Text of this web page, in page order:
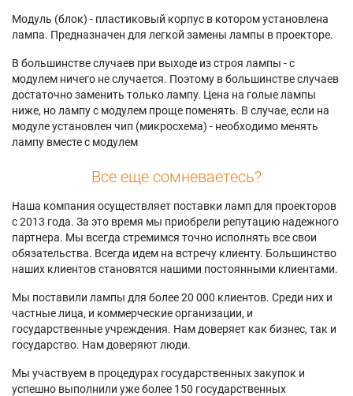
Модуль (блок) - пластиковый корпус в котором установлена
лампа. Предназначен для легкой замены лампы в проекторе.
В большинстве случаев при выходе из строя лампы - с
модулем ничего не случается. Поэтому в большинстве случаев
достаточно заменить только лампу. Цена на голые лампы
ниже, но лампу с модулем проще поменять. В случае, если на
модуле установлен чип (микросхема) - необходимо менять
лампу вместе с модулем
Все еще сомневаетесь?
Наша компания осуществляет поставки ламп для проекторов
с 2013 года. За это время мы приобрели репутацию надежного
партнера. Мы всегда стремимся точно исполнять все свои
обязательства. Всегда идем на встречу клиенту. Большинство
наших клиентов становятся нашими постоянными клиентами.
Мы поставили лампы для более 20 000 клиентов. Среди них и
частные лица, и коммерческие организации, и
государственные учреждения. Нам доверяет как бизнес, так и
государство. Нам доверяют люди.
Мы участвуем в процедурах государственных закупок и
успешно выполнили уже более 150 государственных